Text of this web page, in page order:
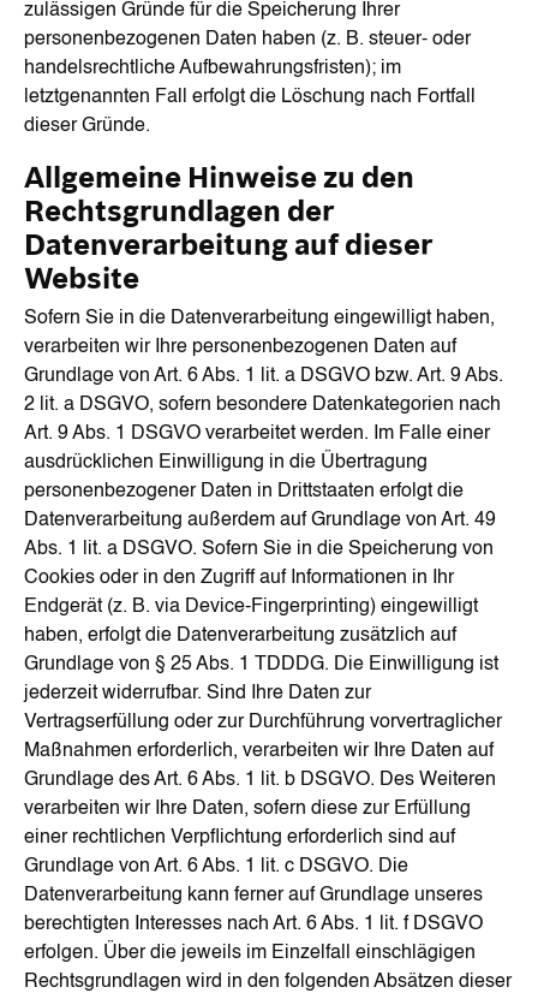
zulässigen Gründe für die Speicherung Ihrer
personenbezogenen Daten haben (z. B. steuer- oder
handelsrechtliche Aufbewahrungsfristen); im
letztgenannten Fall erfolgt die Löschung nach Fortfall
dieser Gründe.
Allgemeine Hinweise zu den
Rechtsgrundlagen der
Datenverarbeitung auf dieser
Website
Sofern Sie in die Datenverarbeitung eingewilligt haben,
verarbeiten wir Ihre personenbezogenen Daten auf
Grundlage von Art. 6 Abs. 1 lit. a DSGVO bzw. Art. 9 Abs.
2 lit. a DSGVO, sofern besondere Datenkategorien nach
Art. 9 Abs. 1 DSGVO verarbeitet werden. Im Falle einer
ausdrücklichen Einwilligung in die Übertragung
personenbezogener Daten in Drittstaaten erfolgt die
Datenverarbeitung außerdem auf Grundlage von Art. 49
Abs. 1 lit. a DSGVO. Sofern Sie in die Speicherung von
Cookies oder in den Zugriff auf Informationen in Ihr
Endgerät (z. B. via Device-Fingerprinting) eingewilligt
haben, erfolgt die Datenverarbeitung zusätzlich auf
Grundlage von § 25 Abs. 1 TDDDG. Die Einwilligung ist
jederzeit widerrufbar. Sind Ihre Daten zur
Vertragserfüllung oder zur Durchführung vorvertraglicher
Maßnahmen erforderlich, verarbeiten wir Ihre Daten auf
Grundlage des Art. 6 Abs. 1 lit. b DSGVO. Des Weiteren
verarbeiten wir Ihre Daten, sofern diese zur Erfüllung
einer rechtlichen Verpflichtung erforderlich sind auf
Grundlage von Art. 6 Abs. 1 lit. c DSGVO. Die
Datenverarbeitung kann ferner auf Grundlage unseres
berechtigten Interesses nach Art. 6 Abs. 1 lit. f DSGVO
erfolgen. Über die jeweils im Einzelfall einschlägigen
Rechtsgrundlagen wird in den folgenden Absätzen dieser